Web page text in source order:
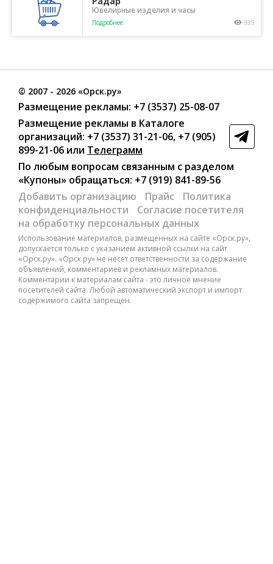
Ювелирные изделия и часы
Подробнее 935
© 2007 - 2026 «Орск.ру»
Размещение рекламы: +7 (3537) 25-08-07
Размещение рекламы в Каталоге
организаций: +7 (3537) 31-21-06, +7 (905)
899-21-06 или Телеграмм
По любым вопросам связанным с разделом
«Купоны» обращаться: +7 (919) 841-89-56
Добавить организацию
Прайс
Политика
конфиденциальности
Согласие посетителя
на обработку персональных данных
Использование материалов, размещенных на сайте «Орск.ру»,
допускается только с указанием активной ссылки на сайт
«Орск.ру». «Орск.ру» не несет ответственности за содержание
объявлений, комментариев и рекламных материалов.
Комментарии к материалам сайта - это личное мнение
посетителей сайта. Любой автоматический экспорт и импорт
содержимого сайта запрещен.